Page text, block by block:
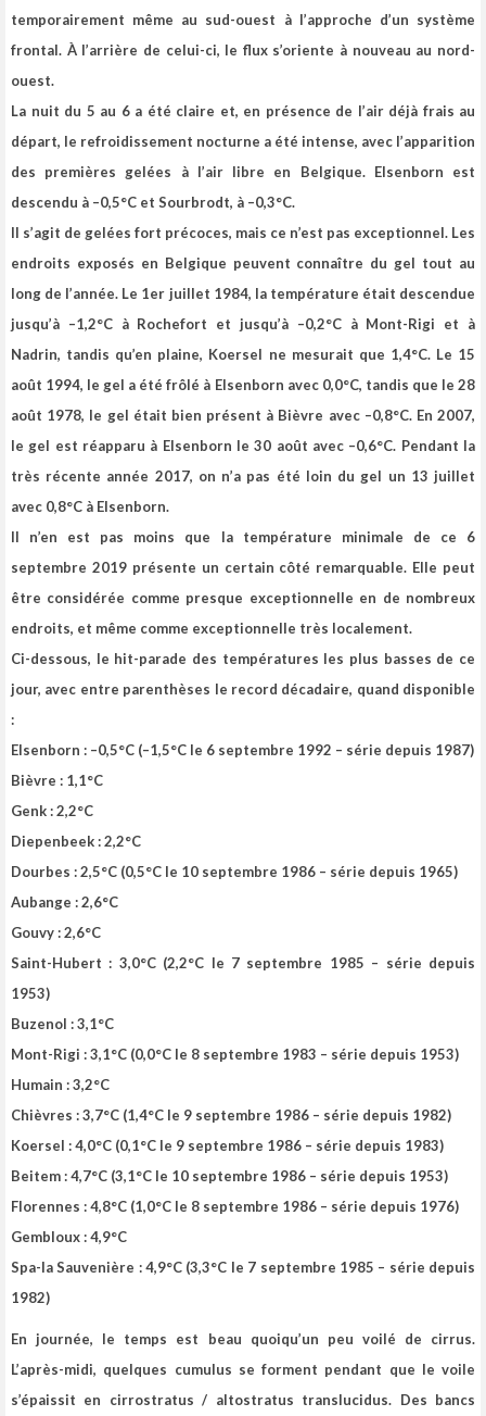
temporairement même au sud-ouest à l’approche d’un système
frontal. À l’arrière de celui-ci, le flux s’oriente à nouveau au nord-
ouest.
La nuit du 5 au 6 a été claire et, en présence de l’air déjà frais au
départ, le refroidissement nocturne a été intense, avec l’apparition
des premières gelées à l’air libre en Belgique. Elsenborn est
descendu à –0,5°C et Sourbrodt, à –0,3°C.
Il s’agit de gelées fort précoces, mais ce n’est pas exceptionnel. Les
endroits exposés en Belgique peuvent connaître du gel tout au
long de l’année. Le 1er juillet 1984, la température était descendue
jusqu’à –1,2°C à Rochefort et jusqu’à –0,2°C à Mont-Rigi et à
Nadrin, tandis qu’en plaine, Koersel ne mesurait que 1,4°C. Le 15
août 1994, le gel a été frôlé à Elsenborn avec 0,0°C, tandis que le 28
août 1978, le gel était bien présent à Bièvre avec –0,8°C. En 2007,
le gel est réapparu à Elsenborn le 30 août avec –0,6°C. Pendant la
très récente année 2017, on n’a pas été loin du gel un 13 juillet
avec 0,8°C à Elsenborn.
Il n’en est pas moins que la température minimale de ce 6
septembre 2019 présente un certain côté remarquable. Elle peut
être considérée comme presque exceptionnelle en de nombreux
endroits, et même comme exceptionnelle très localement.
Ci-dessous, le hit-parade des températures les plus basses de ce
jour, avec entre parenthèses le record décadaire, quand disponible
:
Elsenborn : –0,5°C (–1,5°C le 6 septembre 1992 – série depuis 1987)
Bièvre : 1,1°C
Genk : 2,2°C
Diepenbeek : 2,2°C
Dourbes : 2,5°C (0,5°C le 10 septembre 1986 – série depuis 1965)
Aubange : 2,6°C
Gouvy : 2,6°C
Saint-Hubert : 3,0°C (2,2°C le 7 septembre 1985 – série depuis
1953)
Buzenol : 3,1°C
Mont-Rigi : 3,1°C (0,0°C le 8 septembre 1983 – série depuis 1953)
Humain : 3,2°C
Chièvres : 3,7°C (1,4°C le 9 septembre 1986 – série depuis 1982)
Koersel : 4,0°C (0,1°C le 9 septembre 1986 – série depuis 1983)
Beitem : 4,7°C (3,1°C le 10 septembre 1986 – série depuis 1953)
Florennes : 4,8°C (1,0°C le 8 septembre 1986 – série depuis 1976)
Gembloux : 4,9°C
Spa-la Sauvenière : 4,9°C (3,3°C le 7 septembre 1985 – série depuis
1982)
En journée, le temps est beau quoiqu’un peu voilé de cirrus.
L’après-midi, quelques cumulus se forment pendant que le voile
s’épaissit en cirrostratus / altostratus translucidus. Des bancs